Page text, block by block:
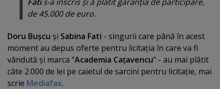
de 45.000 de euro.
Doru Buşcu şi Sabina Fati - singurii care până în acest
moment au depus oferte pentru licitaţia în care va fi
vândută şi marca "Academia Caţavencu" - au mai plătit
câte 2.000 de lei pe caietul de sarcini pentru licitaţie, mai
scrie Mediafax.